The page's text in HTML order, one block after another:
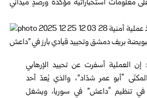
معلومات استخباراتية مؤكدة ورصدٍ ميداني
إن العملية أسفرت عن تحييد الإرهابي
“أبو عمر شدّاد”، والذي يُعدّ أحد
في تنظيم “داعش” في سوريا، ويشغل